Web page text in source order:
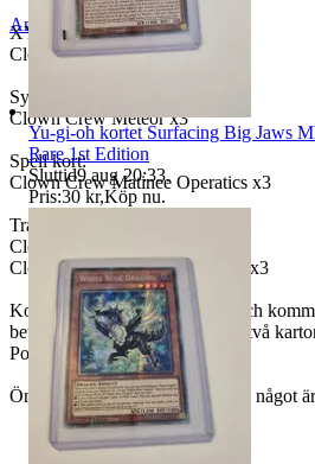
XYZ kort:
Clown Crew Fiends x3
Synchro kort:
Clown Crew Meteor x3
Spell kort:
Clown Crew Matinee Operatics x3
Trap kort:
Clown Crew New Face x3
Clown Crew Soiree Operations x3
Korten säljes i befintligt skick och
betalning i plastfickorna mellan två
Postnord om inget annat önskas.
Önskas fler bilder eller undrar ni något
Anmäl Sälj liknande
Yu-gi-oh kortet Surfacing Big Jaws
Rare 1st Edition
Sluttid9 aug 20:33.
Pris:30 kr,Köp nu.